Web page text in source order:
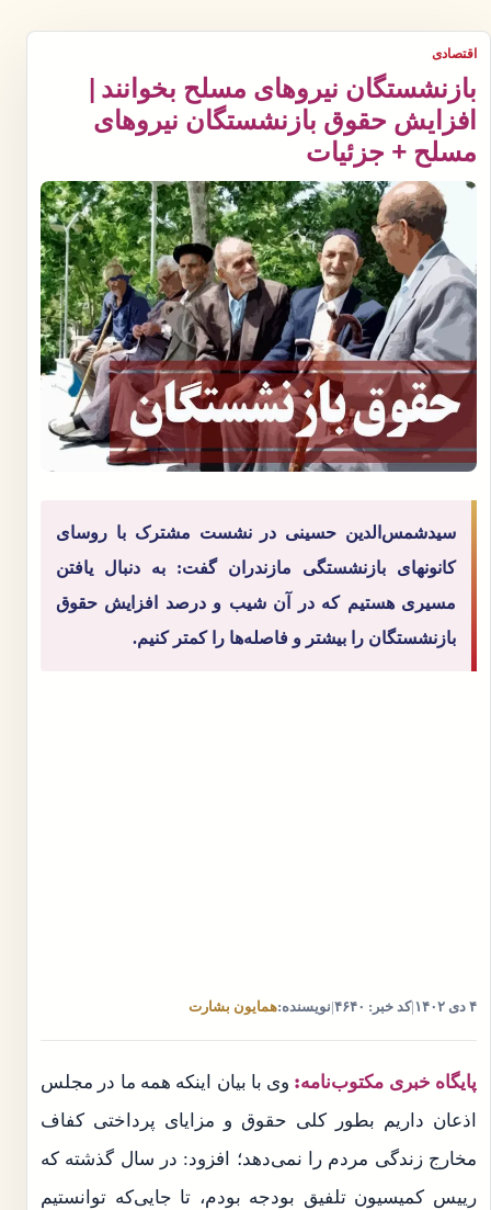
اقتصادی
بازنشستگان نیروهای مسلح بخوانند |
افزایش حقوق بازنشستگان نیروهای
مسلح + جزئیات
سیدشمس‌الدین حسینی در نشست مشترک با روسای
کانونهای بازنشستگی مازندران گفت: به دنبال یافتن
مسیری هستیم که در آن شیب و درصد افزایش حقوق
بازنشستگان را بیشتر و فاصله‌ها را کمتر کنیم.
۴ دی ۱۴۰۲ |کد خبر: ۴۶۴۰ نویسنده:همایون بشارت
پایگاه خبری مکتوب‌نامه: وی با بیان اینکه همه ما در مجلس
اذعان داریم بطور کلی حقوق ‌و مزایای پرداختی کفاف
مخارج زندگی مردم را نمی‌دهد؛ افزود: در سال گذشته که
رییس کمیسیون تلفیق بودجه بودم، تا جایی‌که توانستیم